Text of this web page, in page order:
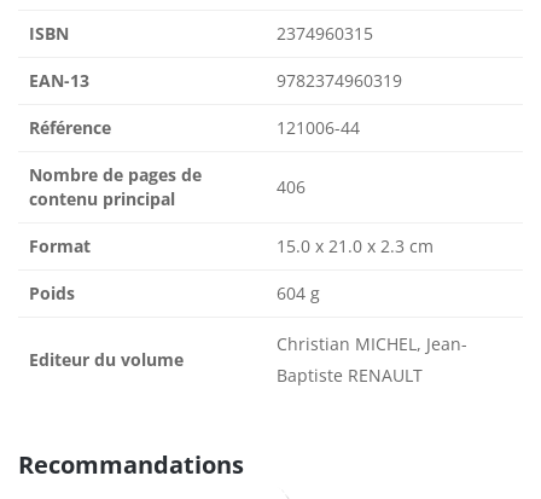
ISBN 2374960315
EAN-13 9782374960319
Référence 121006-44
Nombre de pages de
contenu principal
406
Format 15.0 x 21.0 x 2.3 cm
Poids 604 g
Editeur du volume
Christian MICHEL, Jean-
Baptiste RENAULT
Recommandations